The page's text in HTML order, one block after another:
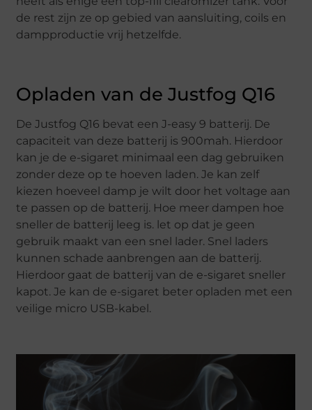
de rest zijn ze op gebied van aansluiting, coils en
dampproductie vrij hetzelfde.
Opladen van de Justfog Q16
De Justfog Q16 bevat een J-easy 9 batterij. De
capaciteit van deze batterij is 900mah. Hierdoor
kan je de e-sigaret minimaal een dag gebruiken
zonder deze op te hoeven laden. Je kan zelf
kiezen hoeveel damp je wilt door het voltage aan
te passen op de batterij. Hoe meer dampen hoe
sneller de batterij leeg is. let op dat je geen
gebruik maakt van een snel lader. Snel laders
kunnen schade aanbrengen aan de batterij.
Hierdoor gaat de batterij van de e-sigaret sneller
kapot. Je kan de e-sigaret beter opladen met een
veilige micro USB-kabel.